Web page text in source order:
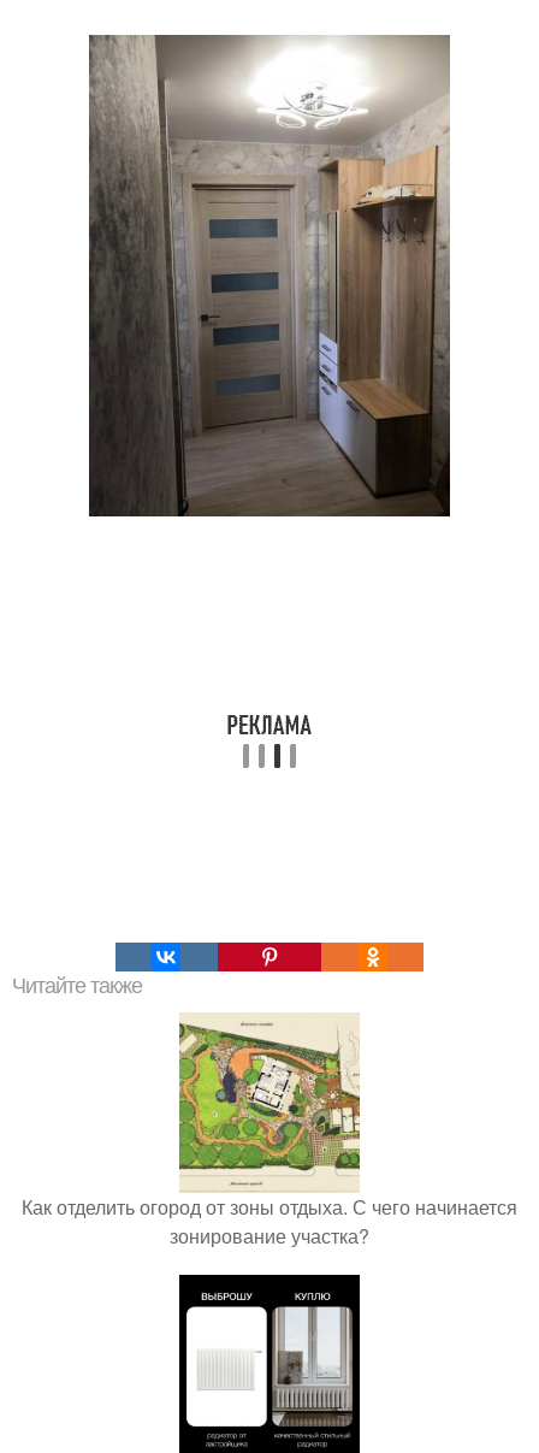
Читайте также
Как отделить огород от зоны отдыха. С чего начинается
зонирование участка?